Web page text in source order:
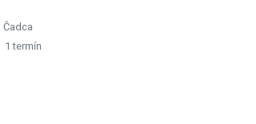
Čadca
1 termín